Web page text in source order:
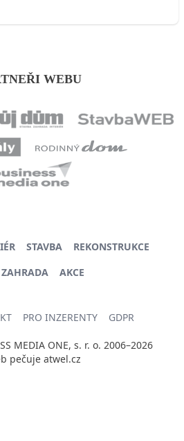
WEBU
STAVBA
REKONSTRUKCE
ZAHRADA
AKCE
PRO INZERENTY GDPR
MEDIA ONE, s. r. o. 2006–2026